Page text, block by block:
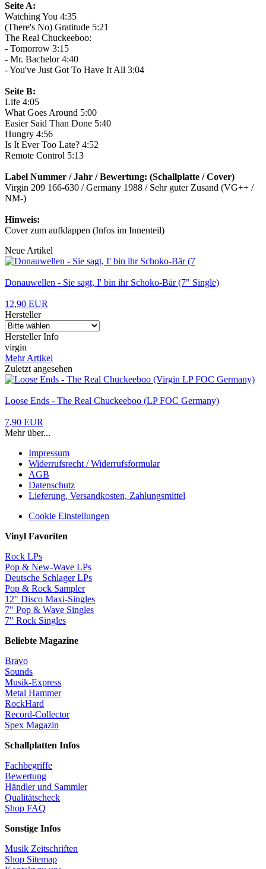
Seite A:
Watching You 4:35
(There's No) Gratitude 5:21
The Real Chuckeeboo:
- Tomorrow 3:15
- Mr. Bachelor 4:40
- You've Just Got To Have It All 3:04
Seite B:
Life 4:05
What Goes Around 5:00
Easier Said Than Done 5:40
Hungry 4:56
Is It Ever Too Late? 4:52
Remote Control 5:13
Label Nummer / Jahr / Bewertung: (Schallplatte / Cover)
Virgin 209 166-630 / Germany 1988 / Sehr guter Zusand (VG++ /
NM-)
Hinweis:
Cover zum aufklappen (Infos im Innenteil)
Neue Artikel
Donauwellen - Sie sagt, I' bin ihr Schoko-Bär (7" Single)
12,90 EUR
Hersteller
Hersteller Info
virgin
Mehr Artikel
Zuletzt angesehen
Loose Ends - The Real Chuckeeboo (LP FOC Germany)
7,90 EUR
Mehr über...
Impressum
Widerrufsrecht / Widerrufsformular
AGB
Datenschutz
Lieferung, Versandkosten, Zahlungsmittel
Cookie Einstellungen
Vinyl Favoriten
Rock LPs
Pop & New-Wave LPs
Deutsche Schlager LPs
Pop & Rock Sampler
12" Disco Maxi-Singles
7" Pop & Wave Singles
7" Rock Singles
Beliebte Magazine
Bravo
Sounds
Musik-Express
Metal Hammer
RockHard
Record-Collector
Spex Magazin
Schallplatten Infos
Fachbegriffe
Bewertung
Händler und Sammler
Qualitätscheck
Shop FAQ
Sonstige Infos
Musik Zeitschriften
Shop Sitemap